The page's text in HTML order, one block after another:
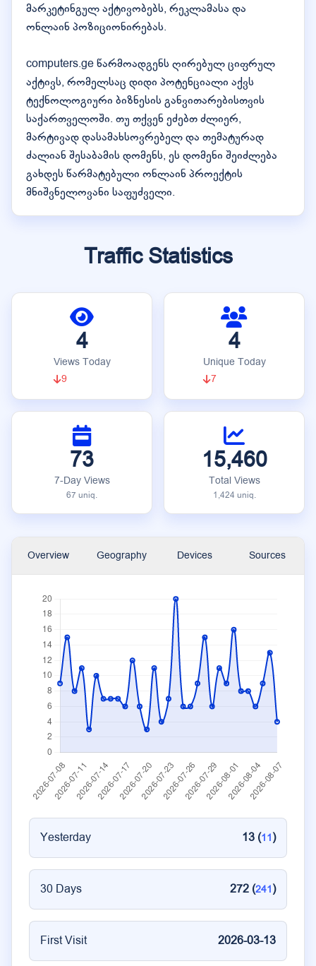
მარკეტინგულ აქტივობებს, რეკლამასა და
ონლაინ პოზიციონირებას.
computers.ge წარმოადგენს ღირებულ ციფრულ
აქტივს, რომელსაც დიდი პოტენციალი აქვს
ტექნოლოგიური ბიზნესის განვითარებისთვის
საქართველოში. თუ თქვენ ეძებთ ძლიერ,
მარტივად დასამახსოვრებელ და თემატურად
ძალიან შესაბამის დომენს, ეს დომენი შეიძლება
გახდეს წარმატებული ონლაინ პროექტის
მნიშვნელოვანი საფუძველი.
Traffic Statistics
4
Views Today
9
4
Unique Today
7
73
7-Day Views
67 uniq.
15,460
Total Views
1,424 uniq.
Overview Geography Devices Sources
Yesterday 13 (11)
30 Days 272 (241)
First Visit 2026-03-13